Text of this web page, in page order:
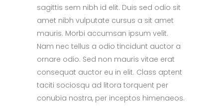
sagittis sem nibh id elit. Duis sed odio sit
amet nibh vulputate cursus a sit amet
mauris. Morbi accumsan ipsum velit.
Nam nec tellus a odio tincidunt auctor a
ornare odio. Sed non mauris vitae erat
consequat auctor eu in elit. Class aptent
taciti sociosqu ad litora torquent per
conubia nostra, per inceptos himenaeos.